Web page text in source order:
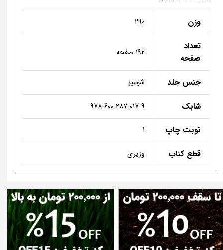
وزن
290
تعداد
صفحه
192 صفحه
جنس جلد شومیز
شابک 978-600-287-017-9
نوبت چاپ 1
قطع کتاب وزیری